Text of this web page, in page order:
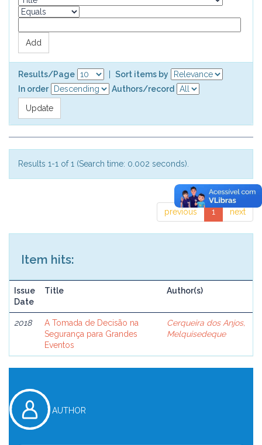
Results/Page
Sort items by
In order
Authors/record
Results 1-1 of 1 (Search time: 0.002 seconds).
previous 1 next
Item hits:
Issue
Date
Title Author(s)
2018
A Tomada de Decisão na
Segurança para Grandes
Eventos
Cerqueira dos Anjos,
Melquisedeque
AUTHOR